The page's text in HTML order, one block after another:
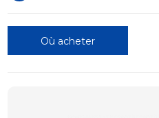
Où acheter